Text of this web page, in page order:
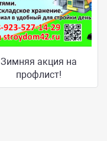
Зимняя акция на
профлист!